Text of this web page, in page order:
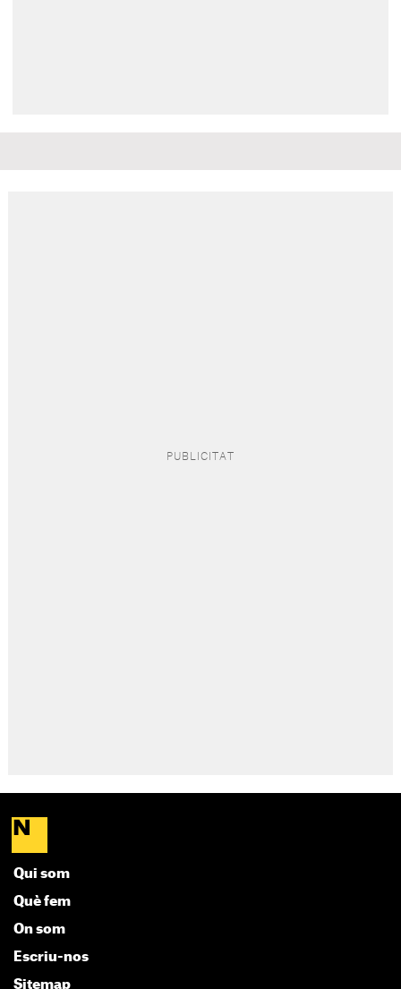
Qui som
Què fem
On som
Escriu-nos
Sitemap